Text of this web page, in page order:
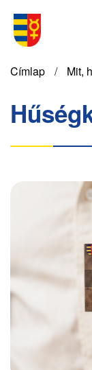
tartalomra
Morzsa
Címlap Mit,